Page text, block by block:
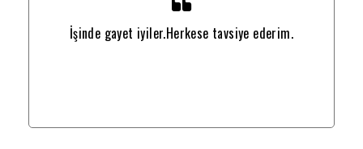
İşinde gayet iyiler.Herkese tavsiye ederim.